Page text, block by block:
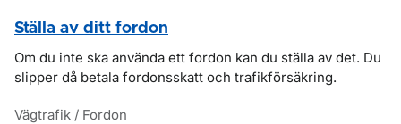
Ställa av ditt fordon
Om du inte ska använda ett fordon kan du ställa av det. Du
slipper då betala fordonsskatt och trafikförsäkring.
Vägtrafik / Fordon